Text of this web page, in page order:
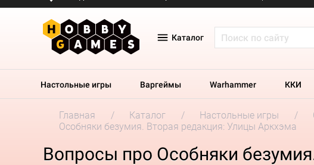
Каталог
Настольные игры Варгеймы Warhammer ККИ
Главная Каталог Настольные игры
Особняки безумия. Вторая редакция: Улицы Аркхэма
Вопросы про Особняки